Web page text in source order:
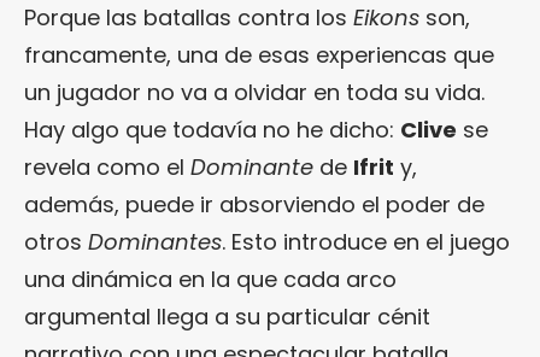
Porque las batallas contra los Eikons son,
francamente, una de esas experiencas que
un jugador no va a olvidar en toda su vida.
Hay algo que todavía no he dicho: Clive se
revela como el Dominante de Ifrit y,
además, puede ir absorviendo el poder de
otros Dominantes. Esto introduce en el juego
una dinámica en la que cada arco
argumental llega a su particular cénit